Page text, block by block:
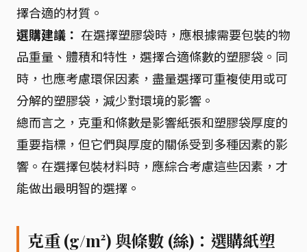
擇合適的材質。
選購建議： 在選擇塑膠袋時，應根據需要包裝的物
品重量、體積和特性，選擇合適條數的塑膠袋。同
時，也應考慮環保因素，盡量選擇可重複使用或可
分解的塑膠袋，減少對環境的影響。
總而言之，克重和條數是影響紙張和塑膠袋厚度的
重要指標，但它們與厚度的關係受到多種因素的影
響。在選擇包裝材料時，應綜合考慮這些因素，才
能做出最明智的選擇。
克重 (g/m²) 與條數 (絲)：選購紙塑